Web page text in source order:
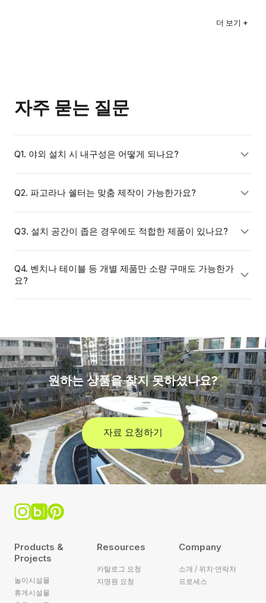
더 보기 +
자주 묻는 질문
Q1. 야외 설치 시 내구성은 어떻게 되나요?
청우펀스테이션의 휴게시설물은 자외선, 강우, 온도 변화
시 안내해드립니다.
Q2. 파고라나 쉘터는 맞춤 제작이 가능한가요?
네, 설치 공간 크기와 디자인 요구사항에 따라 맞춤 제작이
Q3. 설치 공간이 좁은 경우에도 적합한 제품이 있나요?
있습니다. 소규모 공간에 맞는 1인용 벤치, 소형 파고라 등
다양한 사이즈의 제품을 보유하고 있습니다. 공간 규모를
Q4. 벤치나 테이블 등 개별 제품만 소량 구매도 가능한가
요?
원하는 상품을 찾지 못하셨나요?
자료 요청하기
Products &
Projects
놀이시설물
휴게시설물
Resources
카탈로그 요청
지명원 요청
Company
소개 / 위치·연락처
프로세스